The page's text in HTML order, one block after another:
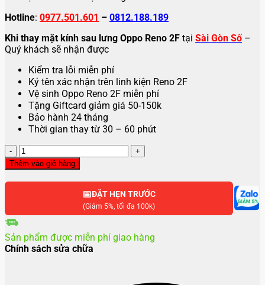
Hotline: 0977.501.601 – 0812.188.189
Khi thay mặt kính sau lưng Oppo Reno 2F tại Sài Gòn Số–
Quý khách sẽ nhận được
Kiểm tra lỗi miễn phí
Ký tên xác nhận trên linh kiện Reno 2F
Vệ sinh Oppo Reno 2F miễn phí
Tặng Giftcard giảm giá 50-150k
Bảo hành 24 tháng
Thời gian thay từ 30 – 60 phút
Thay
mặt
kính
sau
Reno
số
lượng
Thêm vào giỏ hàng
📅ĐẶT HẸN TRƯỚC
(Giảm 5%, tối đa 100k)
Sản phẩm được miễn phí giao hàng
Chính sách sửa chữa